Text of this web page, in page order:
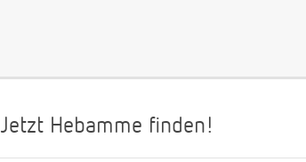
Jetzt Hebamme finden!